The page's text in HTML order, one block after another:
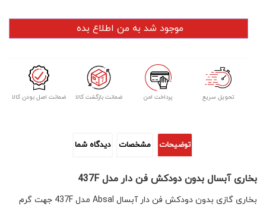
تحویل سریع پرداخت امن ضمانت بازگشت کالا ضمانت اصل بودن کالا
توضیحات مشخصات دیدگاه شما
بخاری آبسال بدون دودکش فن دار مدل 437F
بخاری گازی بدون دودکش فن دار آبسال Absal مدل 437F جهت گرم